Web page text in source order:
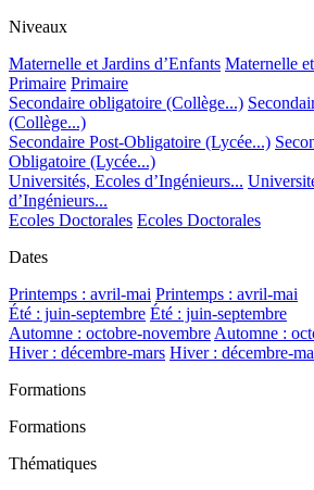
Niveaux
Maternelle et Jardins d’Enfants Maternelle
Primaire Primaire
Secondaire obligatoire (Collège...)
(Collège...)
Secondaire Post-Obligatoire (Lycée...)
Obligatoire (Lycée...)
Universités, Ecoles d’Ingénieurs...
d’Ingénieurs...
Ecoles Doctorales Ecoles Doctorales
Dates
Printemps : avril-mai Printemps : avril-mai
Été : juin-septembre Été : juin-septembre
Automne : octobre-novembre Automne :
Hiver : décembre-mars Hiver : décembre-
Formations
Formations
Thématiques